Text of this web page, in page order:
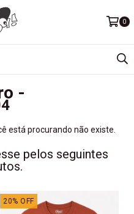
0
-
está procurando não existe.
pelos seguintes
20% OFF